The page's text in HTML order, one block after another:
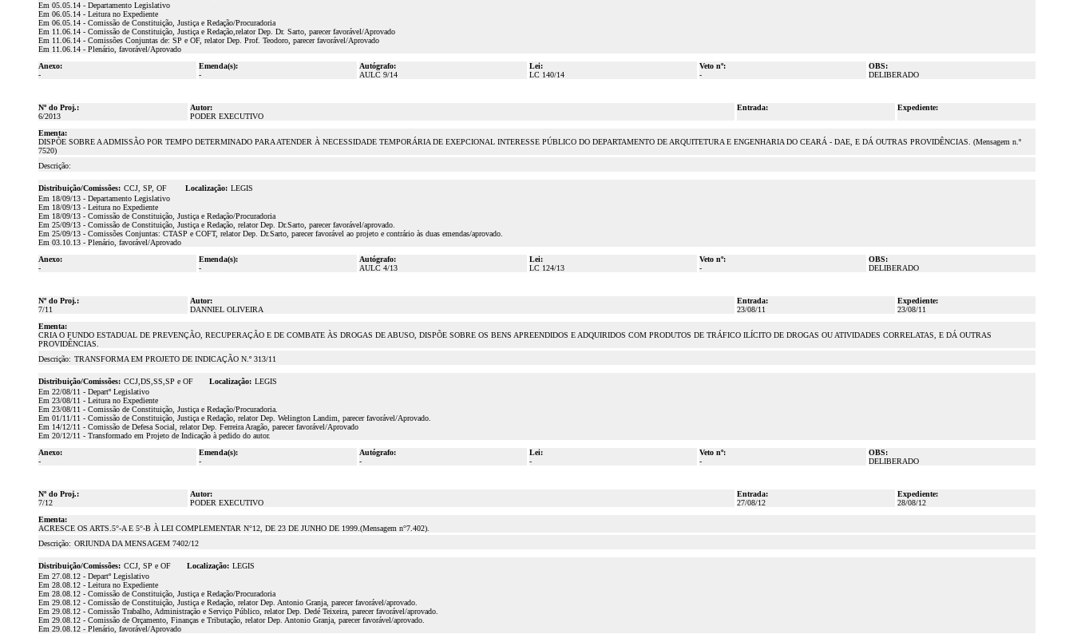
Em 05.05.14 - Departamento Legislativo
Em 06.05.14 - Leitura no Expediente
Em 06.05.14 - Comissão de Constituição, Justiça e Redação/Procuradoria
Em 11.06.14 - Comissão de Constituição, Justiça e Redação,relator Dep. Dr. Sarto, parecer favorável/Aprovado
Em 11.06.14 - Comissões Conjuntas de: SP e OF, relator Dep. Prof. Teodoro, parecer favorável/Aprovado
Em 11.06.14 - Plenário, favorável/Aprovado
Anexo:
-
Emenda(s):
-
Autógrafo:
AULC 9/14
Lei:
LC 140/14
Veto nº:
-
OBS:
DELIBERADO
Nº do Proj.:
6/2013
Autor:
PODER EXECUTIVO
Entrada: Expediente:
Ementa:
DISPÕE SOBRE A ADMISSÃO POR TEMPO DETERMINADO PARA ATENDER À NECESSIDADE TEMPORÁRIA DE EXEPCIONAL INTERESSE PÚBLICO DO DEPARTAMENTO DE ARQUITETURA E ENGENHARIA DO CEARÁ - DAE, E DÁ OUTRAS PROVIDÊNCIAS. (Mensagem n.º
7520)
Descrição:
Distribuição/Comissões: CCJ, SP, OF Localização: LEGIS
Em 18/09/13 - Departamento Legislativo
Em 18/09/13 - Leitura no Expediente
Em 18/09/13 - Comissão de Constituição, Justiça e Redação/Procuradoria
Em 25/09/13 - Comissão de Constituição, Justiça e Redação, relator Dep. Dr.Sarto, parecer favorável/aprovado.
Em 25/09/13 - Comissões Conjuntas: CTASP e COFT, relator Dep. Dr.Sarto, parecer favorável ao projeto e contrário às duas emendas/aprovado.
Em 03.10.13 - Plenário, favorável/Aprovado
Anexo:
-
Emenda(s):
-
Autógrafo:
AULC 4/13
Lei:
LC 124/13
Veto nº:
-
OBS:
DELIBERADO
Nº do Proj.:
7/11
Autor:
DANNIEL OLIVEIRA
Entrada:
23/08/11
Expediente:
23/08/11
Ementa:
CRIA O FUNDO ESTADUAL DE PREVENÇÃO, RECUPERAÇÃO E DE COMBATE ÀS DROGAS DE ABUSO, DISPÕE SOBRE OS BENS APREENDIDOS E ADQUIRIDOS COM PRODUTOS DE TRÁFICO ILÍCITO DE DROGAS OU ATIVIDADES CORRELATAS, E DÁ OUTRAS
PROVIDÊNCIAS.
Descrição: TRANSFORMA EM PROJETO DE INDICAÇÃO N.º 313/11
Distribuição/Comissões: CCJ,DS,SS,SP e OF Localização: LEGIS
Em 22/08/11 - Departº Legislativo
Em 23/08/11 - Leitura no Expediente
Em 23/08/11 - Comissão de Constituição, Justiça e Redação/Procuradoria.
Em 01/11/11 - Comissão de Constituição, Justiça e Redação, relator Dep. Welington Landim, parecer favorável/Aprovado.
Em 14/12/11 - Comissão de Defesa Social, relator Dep. Ferreira Aragão, parecer favorável/Aprovado
Em 20/12/11 - Transformado em Projeto de Indicação à pedido do autor.
Anexo:
-
Emenda(s):
-
Autógrafo:
-
Lei:
-
Veto nº:
-
OBS:
DELIBERADO
Nº do Proj.:
7/12
Autor:
PODER EXECUTIVO
Entrada:
27/08/12
Expediente:
28/08/12
Ementa:
ACRESCE OS ARTS.5°-A E 5°-B À LEI COMPLEMENTAR N°12, DE 23 DE JUNHO DE 1999.(Mensagem n°7.402).
Descrição: ORIUNDA DA MENSAGEM 7402/12
Distribuição/Comissões: CCJ, SP e OF Localização: LEGIS
Em 27.08.12 - Departº Legislativo
Em 28.08.12 - Leitura no Expediente
Em 28.08.12 - Comissão de Constituição, Justiça e Redação/Procuradoria
Em 29.08.12 - Comissão de Constituição, Justiça e Redação, relator Dep. Antonio Granja, parecer favorável/aprovado.
Em 29.08.12 - Comissão Trabalho, Administração e Serviço Público, relator Dep. Dedé Teixeira, parecer favorável/aprovado.
Em 29.08.12 - Comissão de Orçamento, Finanças e Tributação, relator Dep. Antonio Granja, parecer favorável/aprovado.
Em 29.08.12 - Plenário, favorável/Aprovado